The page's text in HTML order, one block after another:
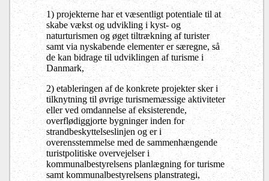
1) projekterne har et væsentligt potentiale til at
skabe vækst og udvikling i kyst- og
naturturismen og øget tiltrækning af turister
samt via nyskabende elementer er særegne, så
de kan bidrage til udviklingen af turisme i
Danmark,
2) etableringen af de konkrete projekter sker i
tilknytning til øvrige turismemæssige aktiviteter
eller ved omdannelse af eksisterende,
overflødiggjorte bygninger inden for
strandbeskyttelseslinjen og er i
overensstemmelse med de sammenhængende
turistpolitiske overvejelser i
kommunalbestyrelsens planlægning for turisme
samt kommunalbestyrelsens planstrategi,